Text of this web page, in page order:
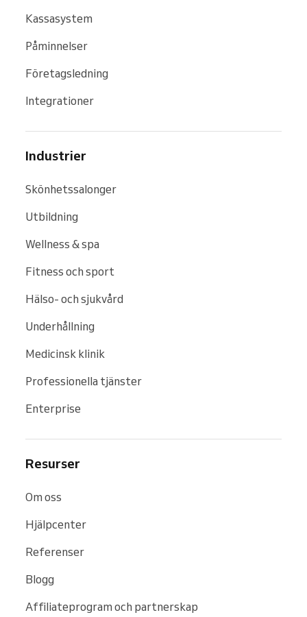
Kassasystem
Påminnelser
Företagsledning
Integrationer
Industrier
Skönhetssalonger
Utbildning
Wellness & spa
Fitness och sport
Hälso- och sjukvård
Underhållning
Medicinsk klinik
Professionella tjänster
Enterprise
Resurser
Om oss
Hjälpcenter
Referenser
Blogg
Affiliateprogram och partnerskap